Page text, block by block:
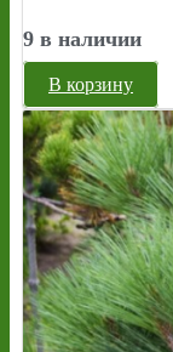
9 в наличии
В корзину